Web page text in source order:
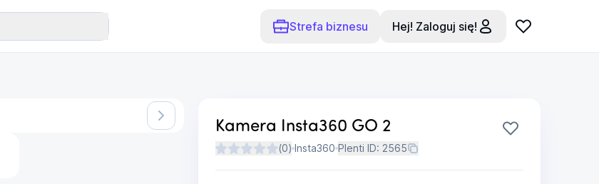
Strefa biznesu Hej! Zaloguj się!
Kamera Insta360 GO 2
(0) Insta360 Plenti ID: 2565